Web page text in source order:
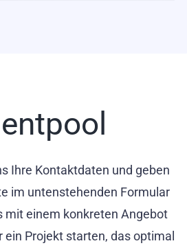
Ihre Kontaktdaten und geben
im untenstehenden Formular
mit einem konkreten Angebot
ein Projekt starten, das optimal